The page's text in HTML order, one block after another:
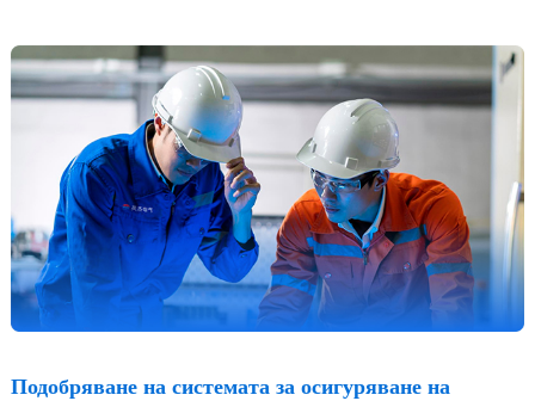
Подобряване на системата за осигуряване на